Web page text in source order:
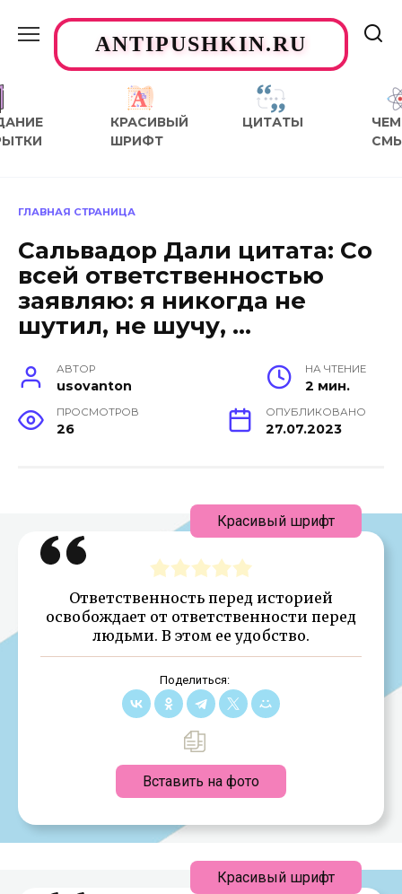
содержаниюANTIPUSHKIN.RU
КРАСИВЫЙ
ШРИФТ
ЦИТАТЫ
ЧЕМ
ГЛАВНАЯ СТРАНИЦА
Сальвадор Дали цитата: Со
всей ответственностью
заявляю: я никогда не
шутил, не шучу, …
АВТОР
usovanton
НА ЧТЕНИЕ
2 мин.
ПРОСМОТРОВ
26
ОПУБЛИКОВАНО
27.07.2023
Ответственность перед историей
освобождает от ответственности перед
людьми. В этом ее удобство.
Поделиться:
Вставить на фото
Красивый шрифт
Красивый шрифт